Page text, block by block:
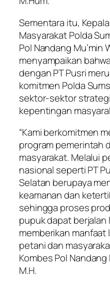
Sementara itu,
Masyarakat Polda
Pol Nandang Mu’min
menyampaikan
dengan PT Pusri
komitmen Polda
sektor-sektor
kepentingan
“Kami berkomitmen
program pemerintah
masyarakat. Melalui
nasional seperti PT
Selatan berupaya
keamanan dan
sehingga proses
pupuk dapat berjalan
memberikan manfaat
petani dan
Kombes Pol Nandang
M.H.